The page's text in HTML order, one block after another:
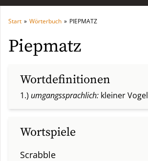
Start » Wörterbuch » PIEPMATZ
Piepmatz
Wortdefinitionen
1.) umgangssprachlich: kleiner Vogel
Wortspiele
Scrabble